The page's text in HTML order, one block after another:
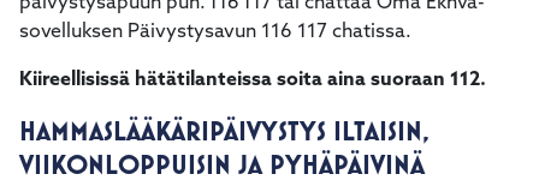
sovelluksen Päivystysavun 116 117 chatissa.
Kiireellisissä hätätilanteissa soita aina suoraan 112.
HAMMASLÄÄKÄRIPÄIVYSTYS ILTAISIN,
VIIKONLOPPUISIN JA PYHÄPÄIVINÄ